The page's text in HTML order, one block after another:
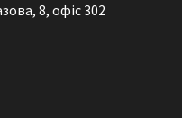
8, офіс 302